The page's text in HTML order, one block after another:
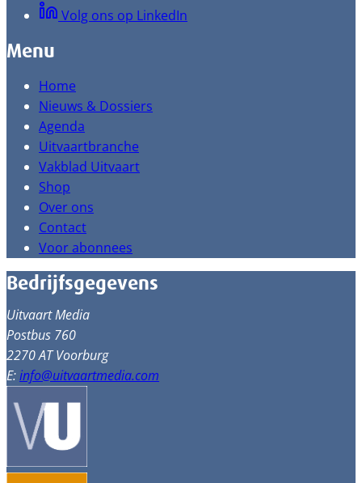
Volg ons op LinkedIn
Menu
Home
Nieuws & Dossiers
Agenda
Uitvaartbranche
Vakblad Uitvaart
Shop
Over ons
Contact
Voor abonnees
Bedrijfsgegevens
Uitvaart Media
Postbus 760
2270 AT Voorburg
E:info@uitvaartmedia.com